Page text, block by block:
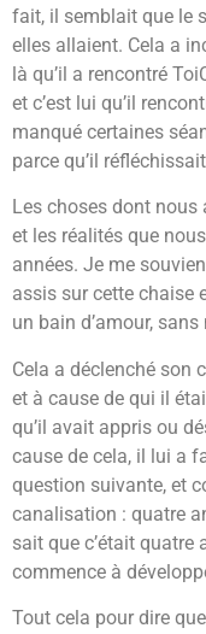
fait, il semblait que le
elles allaient. Cela a
là qu’il a rencontré
et c’est lui qu’il
manqué certaines
parce qu’il
Les choses dont
et les réalités que
années. Je me
assis sur cette chaise
un bain d’amour,
Cela a déclenché son
et à cause de qui il
qu’il avait appris ou
cause de cela, il lui a
question suivante, et
canalisation : quatre
sait que c’était quatre
commence à
Tout cela pour dire